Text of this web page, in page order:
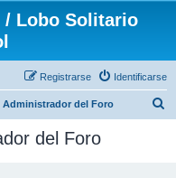
/ Lobo Solitario
Identificarse
Registrarse
del Foro
del Foro